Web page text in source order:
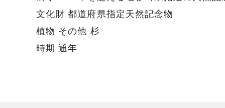
文化財 都道府県指定天然記念物
植物 その他 杉
時期 通年